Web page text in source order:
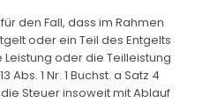
den Fall, dass im Rahmen
oder ein Teil des Entgelts
oder die Teilleistung
1 Nr. 1 Buchst. a Satz 4
Steuer insoweit mit Ablauf